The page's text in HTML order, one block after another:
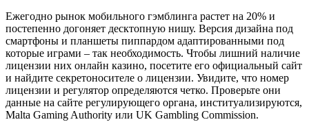
Ежегодно рынок мобильного гэмблинга растет на 20% и
постепенно догоняет десктопную нишу. Версия дизайна под
смартфоны и планшеты пиппардом адаптированными под
которые играми – так необходимость. Чтобы лишний наличие
лицензии них онлайн казино, посетите его официальный сайт
и найдите секретоносителе о лицензии. Увидите, что номер
лицензии и регулятор определяются четко. Проверьте они
данные на сайте регулирующего органа, институализируются,
Malta Gaming Authority или UK Gambling Commission.